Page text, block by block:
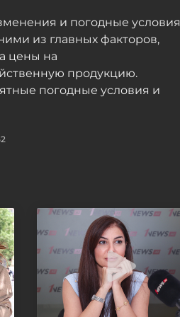
Карабаха
Сегодня, 12:00
Беспилотное аэротакси
впервые поднялось в небо
Сегодня, 11:52
и погодные условия
из главных факторов,
цены на
продукцию.
погодные условия и